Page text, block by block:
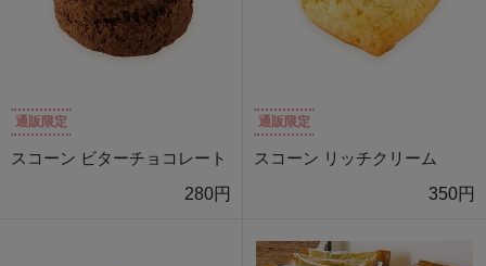
通販限定
スコーン ビターチョコレート
280円
通販限定
スコーン リッチクリーム
350円